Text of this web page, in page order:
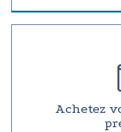
Achetez